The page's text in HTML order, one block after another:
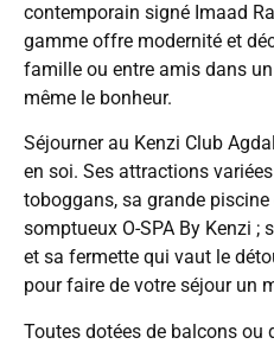
contemporain signé Imaad
gamme offre modernité et
famille ou entre amis dans
même le bonheur.
Séjourner au Kenzi Club
en soi. Ses attractions
toboggans, sa grande
somptueux O-SPA By Kenzi ;
et sa fermette qui vaut le
pour faire de votre séjour un
Toutes dotées de balcons ou